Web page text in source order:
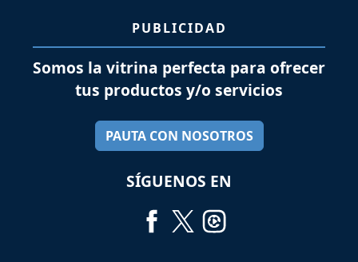
PUBLICIDAD
Somos la vitrina perfecta para ofrecer
tus productos y/o servicios
PAUTA CON NOSOTROS
SÍGUENOS EN